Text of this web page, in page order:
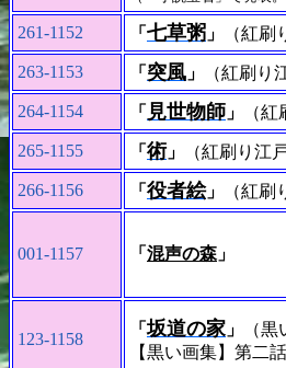
261-1152 「 七草粥 」 （紅
263-1153 「 突風 」 （紅刷り
264-1154 「 見世物師 」 （
265-1155 「 術」 （紅刷り江
266-1156 「 役者絵」 （紅
001-1157 「 混声の森 」
123-1158
「坂道の家 」
（
【黒い画集】第二